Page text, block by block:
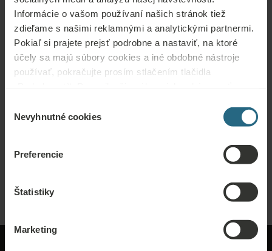
Informácie o vašom používaní našich stránok tiež
zdieľame s našimi reklamnými a analytickými partnermi.
Pokiaľ si prajete prejsť podrobne a nastaviť, na ktoré
účely sa majú súbory cookies a iné obdobné nástroje
používať, pokračujte prosím stlačením tlačidla
súhlasu
Nevyhnutné cookies
Preferencie
Štatistiky
Marketing
Tu si môžete rezervovať naše najlepšie ponuky. Ak sa chcete zapojiť do
nášho vernostného programu a získať ďalšie zľavy, výhody alebo len chcete
dostávať novinky o všetkých novinkách, kliknite sem.
REZERVOVAŤ TERAZ
vám poskytneme akékoľvek ďalšie informácie, ktoré ste nenašli na našej